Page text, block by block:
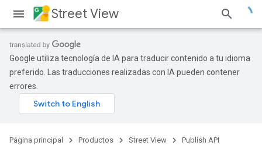
Street View
Google utiliza tecnología de IA para traducir contenido a tu idioma
preferido. Las traducciones realizadas con IA pueden contener
errores.
Página principal Productos Street View
Publish API